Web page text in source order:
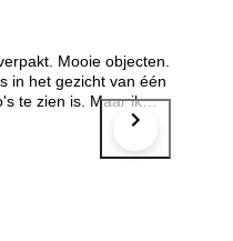
Mooie objecten.
in het gezicht van één
te zien is. Maar ik